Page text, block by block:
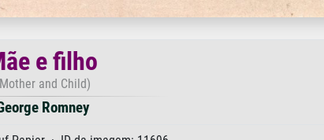
e filho
and Child)
Romney